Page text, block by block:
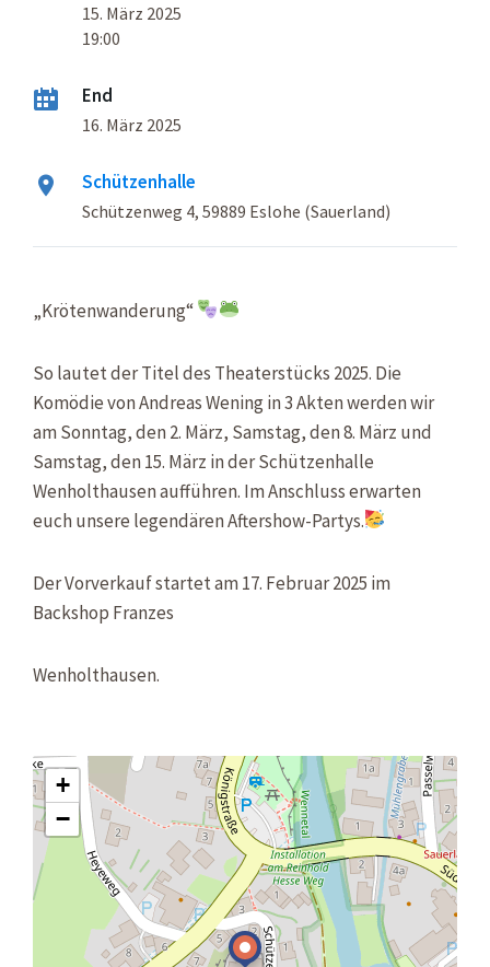
15. März 2025
19:00
End
16. März 2025
Schützenhalle
Schützenweg 4, 59889 Eslohe (Sauerland)
„Krötenwanderung“
So lautet der Titel des Theaterstücks 2025. Die
Komödie von Andreas Wening in 3 Akten werden wir
am Sonntag, den 2. März, Samstag, den 8. März und
Samstag, den 15. März in der Schützenhalle
Wenholthausen aufführen. Im Anschluss erwarten
euch unsere legendären Aftershow-Partys.
Der Vorverkauf startet am 17. Februar 2025 im
Backshop Franzes
Wenholthausen.
+
−